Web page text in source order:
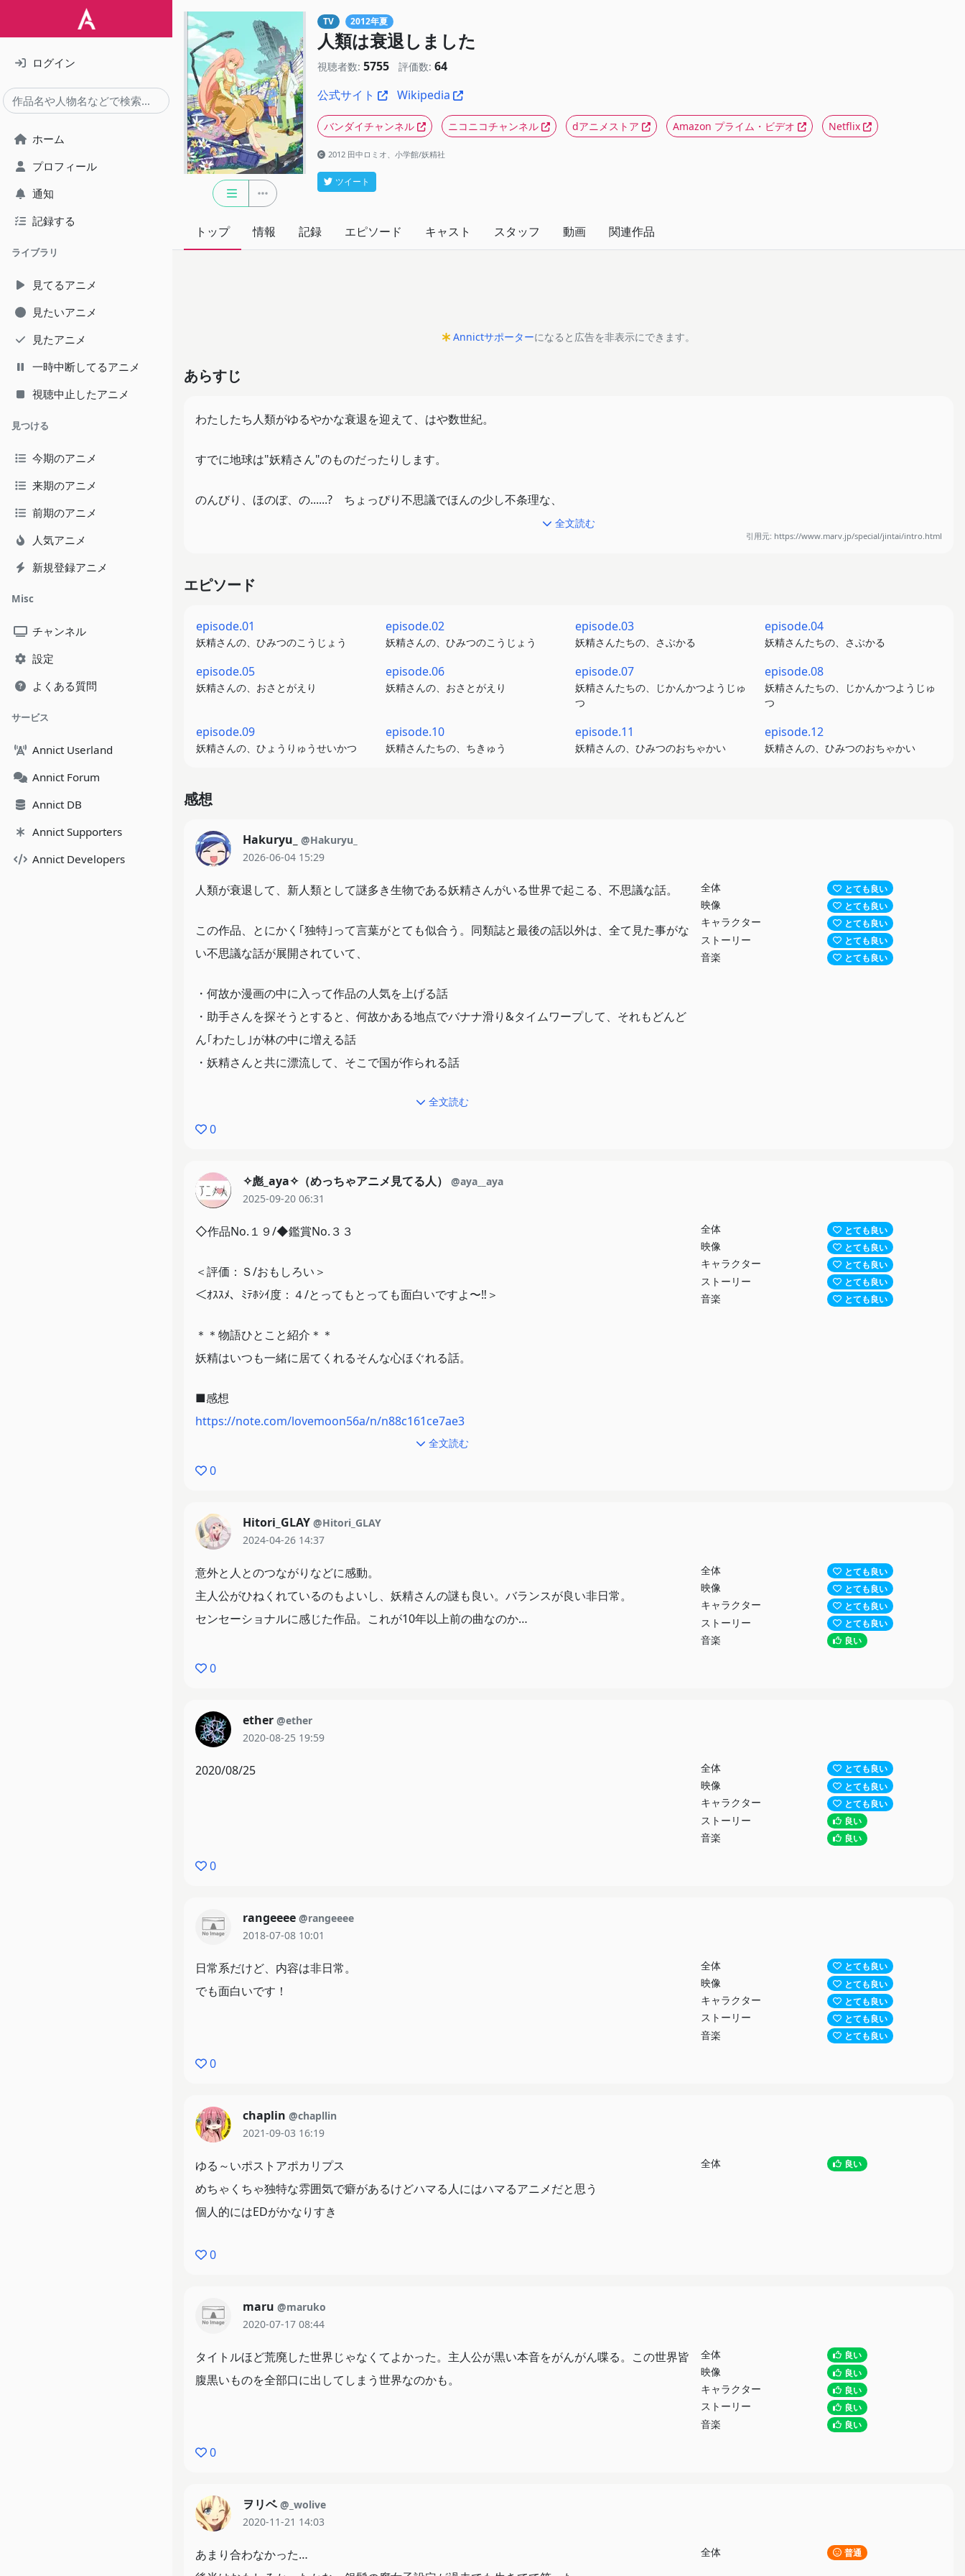
ログイン
ホーム
プロフィール
通知
記録する
ライブラリ
見てるアニメ
見たいアニメ
見たアニメ
一時中断してるアニメ
視聴中止したアニメ
見つける
今期のアニメ
来期のアニメ
前期のアニメ
人気アニメ
新規登録アニメ
Misc
チャンネル
設定
よくある質問
サービス
Annict Userland
Annict Forum
Annict DB
Annict Supporters
Annict Developers
TV 2012年夏
人類は衰退しました
視聴者数: 5755 評価数: 64
公式サイト
Wikipedia
バンダイチャンネル ニコニコチャンネル dアニメストア Amazon プライム・ビデオ Netflix
2012 田中ロミオ、小学館/妖精社
ツイート
トップ 情報 記録 エピソード キャスト スタッフ 動画 関連作品
Annictサポーターになると広告を非表示にできます。
あらすじ
わたしたち人類がゆるやかな衰退を迎えて、はや数世紀。
すでに地球は"妖精さん"のものだったりします。
のんびり、ほのぼ、の......? ちょっぴり不思議でほんの少し不条理な、
全文読む
引用元: https://www.marv.jp/special/jintai/intro.html
エピソード
episode.01
妖精さんの、ひみつのこうじょう
episode.02
妖精さんの、ひみつのこうじょう
episode.03
妖精さんたちの、さぶかる
episode.04
妖精さんたちの、さぶかる
episode.05
妖精さんの、おさとがえり
episode.06
妖精さんの、おさとがえり
episode.07
妖精さんたちの、じかんかつようじゅ
つ
episode.08
妖精さんたちの、じかんかつようじゅ
つ
episode.09
妖精さんの、ひょうりゅうせいかつ
episode.10
妖精さんたちの、ちきゅう
episode.11
妖精さんの、ひみつのおちゃかい
episode.12
妖精さんの、ひみつのおちゃかい
感想
Hakuryu_
@Hakuryu_
2026-06-04 15:29
全体 とても良い
映像 とても良い
キャラクター とても良い
ストーリー とても良い
音楽 とても良い
人類が衰退して、新人類として謎多き生物である妖精さんがいる世界で起こる、不思議な話。
この作品、とにかく｢独特｣って言葉がとても似合う。同類誌と最後の話以外は、全て見た事がな
い不思議な話が展開されていて、
・何故か漫画の中に入って作品の人気を上げる話
・助手さんを探そうとすると、何故かある地点でバナナ滑り&タイムワープして、それもどんど
ん｢わたし｣が林の中に増える話
・妖精さんと共に漂流して、そこで国が作られる話
に個性になった｣ってこと。
3個目の話は個人的に凄く好きで、謎多き妖精さんのヒトには無い習性が見られて面白かった。
ただ、話全体を通してだけど、妖精さんホントに何者…？？もはや世界を改変してるよねこれ。
ルボイスが一番好きﾃﾞｽ(長い)
可愛い。
Rewriteで話の大半を構築したロミオさん繋がりで、名前も少し聞いたことあったし見てみたけ
ど、名作に出会えて凄く嬉しい。
OPめっちゃ好きﾃﾞｽ
サビは頭を一緒に振ってるし、擦られてるダンスすこ
本気で原作読むか悩んでるﾃﾞｽ
とりあえずブクマ行くﾃﾞｽ
全文読む
0
✧彪_aya✧（めっちゃアニメ見てる人）
@aya__aya
2025-09-20 06:31
全体 とても良い
映像 とても良い
キャラクター とても良い
ストーリー とても良い
音楽 とても良い
◇作品No.１９/◆鑑賞No.３３
＜評価：Ｓ/おもしろい＞
＜ｵｽｽﾒ、ﾐﾃﾎｼｲ度：４/とってもとっても面白いですよ〜‼︎＞
＊＊物語ひとこと紹介＊＊
妖精はいつも一緒に居てくれるそんな心ほぐれる話。
■感想
https://note.com/lovemoon56a/n/n88c161ce7ae3
全文読む
0
Hitori_GLAY @Hitori_GLAY
2024-04-26 14:37
全体 とても良い
映像 とても良い
キャラクター とても良い
ストーリー とても良い
音楽 良い
意外と人とのつながりなどに感動。
主人公がひねくれているのもよいし、妖精さんの謎も良い。バランスが良い非日常。
センセーショナルに感じた作品。これが10年以上前の曲なのか…
0
ether @ether
2020-08-25 19:59
全体 とても良い
映像 とても良い
キャラクター とても良い
ストーリー 良い
音楽 良い
2020/08/25
0
rangeeee @rangeeee
2018-07-08 10:01
全体 とても良い
映像 とても良い
キャラクター とても良い
ストーリー とても良い
音楽 とても良い
日常系だけど、内容は非日常。
でも面白いです！
0
chaplin @chapllin
2021-09-03 16:19
全体 良い
ゆる～いポストアポカリプス
めちゃくちゃ独特な雰囲気で癖があるけどハマる人にはハマるアニメだと思う
個人的にはEDがかなりすき
0
maru @maruko
2020-07-17 08:44
全体 良い
映像 良い
キャラクター 良い
ストーリー 良い
音楽 良い
タイトルほど荒廃した世界じゃなくてよかった。主人公が黒い本音をがんがん喋る。この世界皆
腹黒いものを全部口に出してしまう世界なのかも。
0
ヲリベ @_wolive
2020-11-21 14:03
全体 普通
あまり合わなかった…